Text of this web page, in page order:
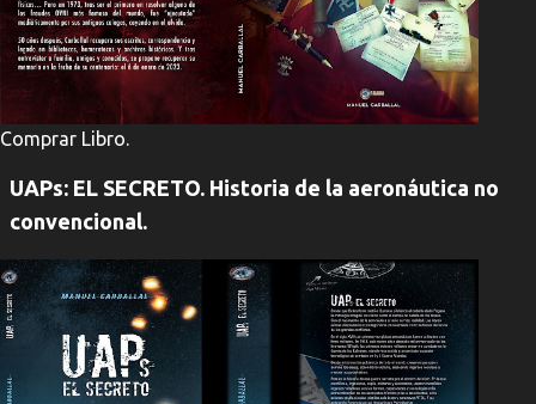
Comprar Libro.
UAPs: EL SECRETO. Historia de la aeronáutica no
convencional.